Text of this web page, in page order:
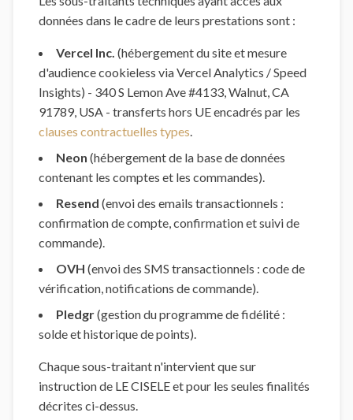
données dans le cadre de leurs prestations sont :
Vercel Inc. (hébergement du site et mesure
d'audience cookieless via Vercel Analytics / Speed
Insights) - 340 S Lemon Ave #4133, Walnut, CA
91789, USA - transferts hors UE encadrés par les
clauses contractuelles types.
Neon (hébergement de la base de données
contenant les comptes et les commandes).
Resend (envoi des emails transactionnels :
confirmation de compte, confirmation et suivi de
commande).
OVH (envoi des SMS transactionnels : code de
vérification, notifications de commande).
Pledgr(gestion du programme de fidélité :
solde et historique de points).
Chaque sous-traitant n'intervient que sur
instruction de LE CISELE et pour les seules finalités
décrites ci-dessus.